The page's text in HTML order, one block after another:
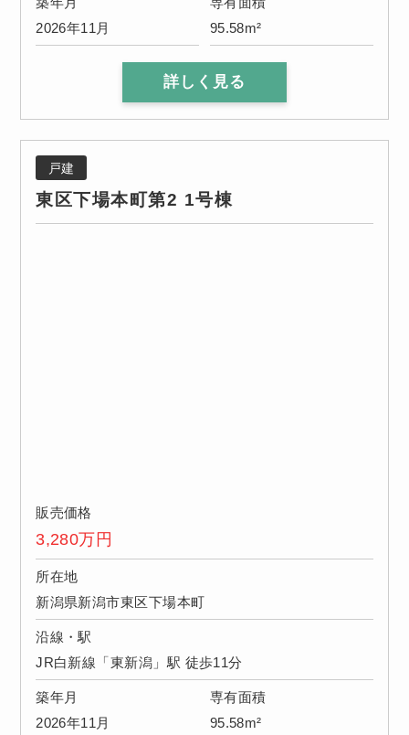
2026年11月
95.58m²
詳しく見る
戸建
東区下場本町第2 1号棟
販売価格
3,280万円
所在地
新潟県新潟市東区下場本町
沿線・駅
JR白新線「東新潟」駅 徒歩11分
築年月
2026年11月
専有面積
95.58m²